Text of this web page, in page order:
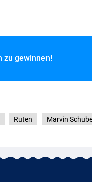
zu gewinnen!
Ruten Marvin